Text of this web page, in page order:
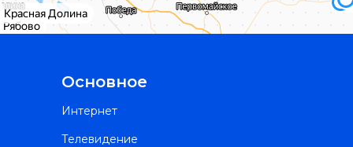
Телевидение
Интернет
Основное